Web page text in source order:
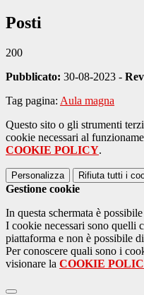
Posti
200
Pubblicato: 30-08-2023 -
Tag pagina: Aula magna
Questo sito o gli strumenti
cookie necessari al
COOKIE POLICY.
Personalizza Rifiuta tutti i
Gestione cookie
In questa schermata è
I cookie necessari sono quelli
piattaforma e non è possibile
Per conoscere quali sono i
visionare la COOKIE